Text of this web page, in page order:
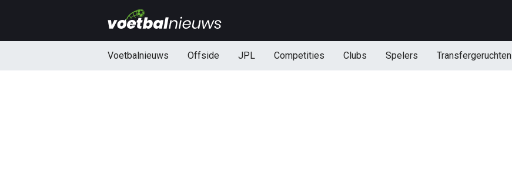
Voetbalnieuws Offside JPL Competities Clubs Spelers Transfergeruchten